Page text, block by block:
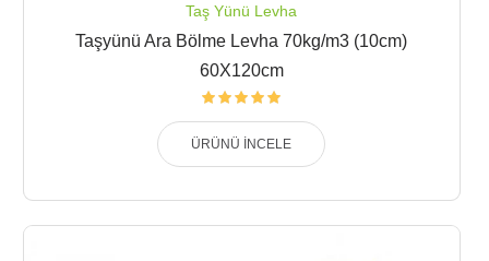
Taş Yünü Levha
Taşyünü Ara Bölme Levha 70kg/m3 (10cm)
60X120cm
ÜRÜNÜ İNCELE